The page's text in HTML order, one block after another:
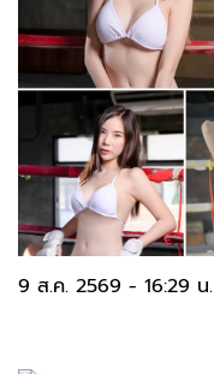
9 ส.ค. 2569 - 16:29 น.